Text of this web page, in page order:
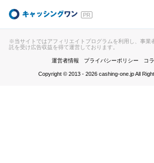
※当サイトではアフィリエイトプログラムを利用し、事業
託を受け広告収益を得て運営しております。
運営者情報 プライバシーポリシー コ
Copyright © 2013 - 2026 cashing-one.jp All